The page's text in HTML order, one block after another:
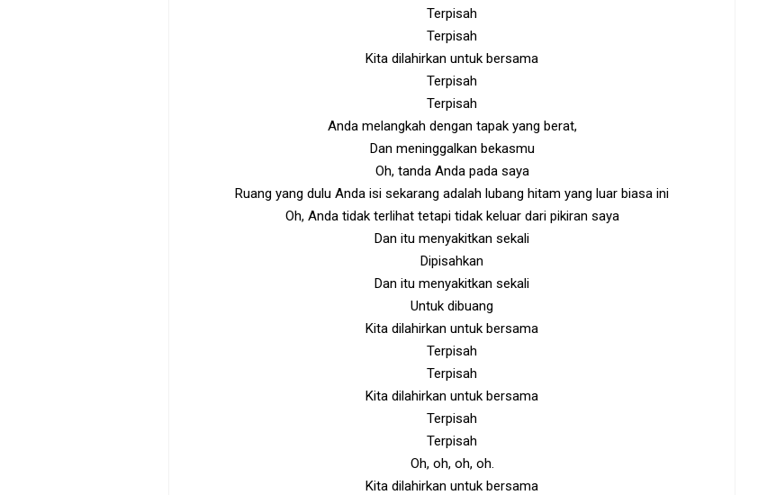
Terpisah
Terpisah
Kita dilahirkan untuk bersama
Terpisah
Terpisah
Anda melangkah dengan tapak yang berat,
Dan meninggalkan bekasmu
Oh, tanda Anda pada saya
Ruang yang dulu Anda isi sekarang adalah lubang hitam yang luar biasa ini
Oh, Anda tidak terlihat tetapi tidak keluar dari pikiran saya
Dan itu menyakitkan sekali
Dipisahkan
Dan itu menyakitkan sekali
Untuk dibuang
Kita dilahirkan untuk bersama
Terpisah
Terpisah
Kita dilahirkan untuk bersama
Terpisah
Terpisah
Oh, oh, oh, oh.
Kita dilahirkan untuk bersama